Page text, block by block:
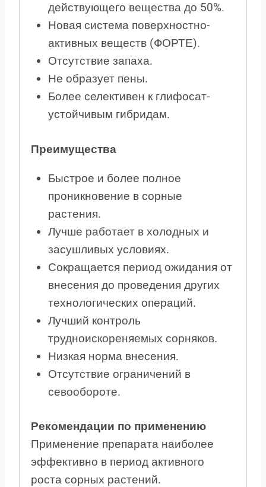
действующего вещества до 50%.
Новая система поверхностно-
активных веществ (ФОРТЕ).
Отсутствие запаха.
Не образует пены.
Более селективен к глифосат-
устойчивым гибридам.
Преимущества
Быстрое и более полное
проникновение в сорные
растения.
Лучше работает в холодных и
засушливых условиях.
Сокращается период ожидания от
внесения до проведения других
технологических операций.
Лучший контроль
трудноискореняемых сорняков.
Низкая норма внесения.
Отсутствие ограничений в
севообороте.
Рекомендации по применению
Применение препарата наиболее
эффективно в период активного
роста сорных растений.